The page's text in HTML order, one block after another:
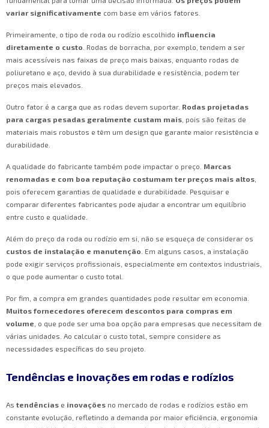
variar significativamente com base em vários fatores.
Primeiramente, o tipo de roda ou rodízio escolhido influencia
diretamente o custo . Rodas de borracha, por exemplo, tendem a ser
mais acessíveis nas faixas de preço mais baixas, enquanto rodas de
poliuretano e aço, devido à sua durabilidade e resistência, podem ter
preços mais elevados.
Outro fator é a carga que as rodas devem suportar. Rodas projetadas
para cargas pesadas geralmente custam mais , pois são feitas de
materiais mais robustos e têm um design que garante maior resistência e
durabilidade.
A qualidade do fabricante também pode impactar o preço. Marcas
renomadas e com boa reputação costumam ter preços mais altos
pois oferecem garantias de qualidade e durabilidade. Pesquisar e
comparar diferentes fabricantes pode ajudar a encontrar um equilíbrio
entre custo e qualidade.
Além do preço da roda ou rodízio em si, não se esqueça de considerar os
custos de instalação e manutenção . Em alguns casos, a instalação
pode exigir serviços profissionais, especialmente em contextos industriais,
o que pode aumentar o custo total.
Por fim, a compra em grandes quantidades pode resultar em economia.
Muitos fornecedores oferecem descontos para compras em
volume , o que pode ser uma boa opção para empresas que necessitam de
várias unidades. Ao calcular o custo total, sempre considere as
necessidades específicas do seu projeto.
Tendências e inovações em rodas e rodízios
As tendências e inovações no mercado de rodas e rodízios estão em
constante evolução, refletindo a demanda por maior eficiência, ergonomia